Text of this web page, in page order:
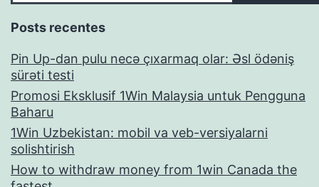
Posts recentes
Pin Up-dan pulu necə çıxarmaq olar: Əsl ödəniş
sürəti testi
Promosi Eksklusif 1Win Malaysia untuk Pengguna
Baharu
1Win Uzbekistan: mobil va veb-versiyalarni
solishtirish
How to withdraw money from 1win Canada the